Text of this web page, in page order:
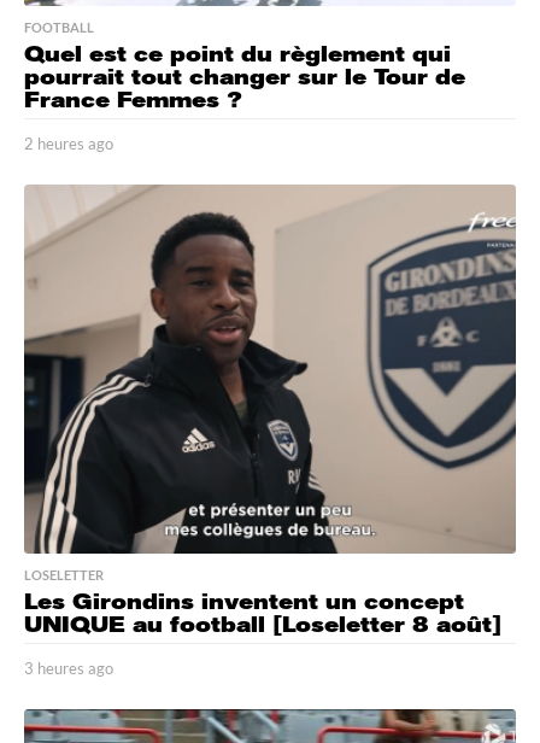
FOOTBALL
Quel est ce point du règlement qui
pourrait tout changer sur le Tour de
France Femmes ?
2 heures ago
e
u
g
LOSELETTER
Les Girondins inventent un concept
UNIQUE au football [Loseletter 8 août]
3 heures ago
e
u